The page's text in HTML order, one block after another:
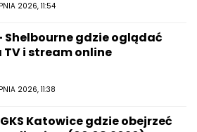
2026, 11:54
gdzie oglądać
i stream online
2026, 11:38
Katowice gdzie obejrzeć